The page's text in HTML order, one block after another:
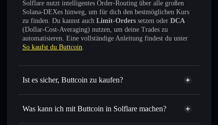
Solflare nutzt intelligentes Order-Routing über alle großen
Solana-DEXes hinweg, um für dich den bestmöglichen Kurs
zu finden. Du kannst auch Limit-Orders setzen oder DCA
(Dollar-Cost-Averaging) nutzen, um deine Trades zu
automatisieren. Eine vollständige Anleitung findest du unter
So kaufst du Buttcoin.
Ist es sicher, Buttcoin zu kaufen?
Buttcoin verifizierter Token
Was kann ich mit Buttcoin in Solflare machen?
Buttcoin
Solflare-Wallet